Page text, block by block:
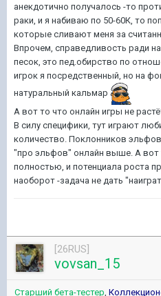
анекдотично получалось -то
раки, и я набиваю по 50-60К, то
которые сливают меня за
Впрочем, справедливость ради
песок, это пед.обирство по
игрок я посредственный, но на
натуральный кальмар
А вот то что онлайн игры не
В силу специфики, тут играют
количество. Поклонников
"про эльфов" онлайн выше. А вот
полностью, и потенциала роста
наоборот -задача не дать
[26RUS]
vovsan_15
Старший бета-тестер